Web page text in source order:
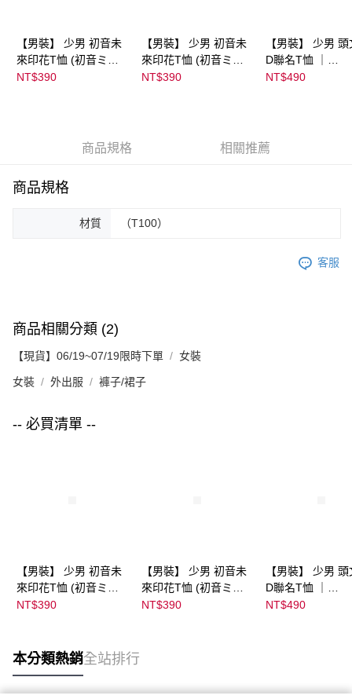
【男裝】 少男 初音未
來印花T恤 (初音ミク)
｜
NT$390
【男裝】 少男 初音未
來印花T恤 (初音ミク)
｜
NT$390
【男裝】 少男
D聯名T恤 ｜
NT$490
商品規格 相關推薦
商品規格
材質 （T100）
客服
商品相關分類 (2)
【現貨】06/19~07/19限時下單 女裝
女裝 外出服 褲子/裙子
-- 必買清單 --
【男裝】 少男 初音未
來印花T恤 (初音ミク)
｜
NT$390
【男裝】 少男 初音未
來印花T恤 (初音ミク)
｜
NT$390
【男裝】 少男
D聯名T恤 ｜
NT$490
本分類熱銷全站排行